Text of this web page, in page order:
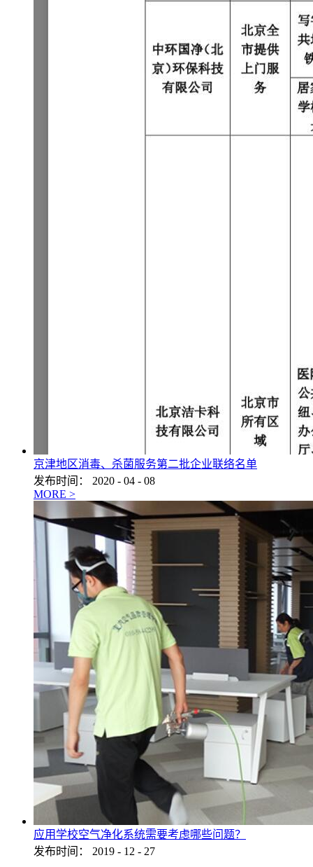
京津地区消毒、杀菌服务第二批企业联络名单
发布时间：
2020 - 04 - 08
MORE >
应用学校空气净化系统需要考虑哪些问题？
发布时间：
2019 - 12 - 27